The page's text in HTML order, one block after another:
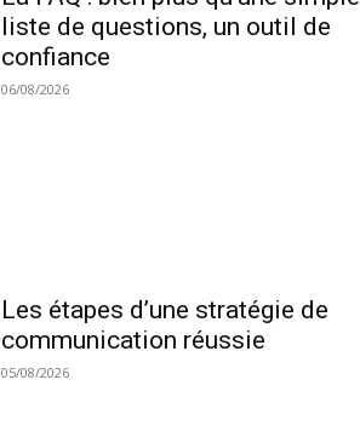
liste de questions, un outil de
confiance
06/08/2026
Les étapes d’une stratégie de
communication réussie
05/08/2026